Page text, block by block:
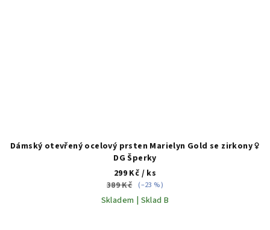
Dámský otevřený ocelový prsten Marielyn Gold se zirkony ♀️
DG Šperky
299 Kč / ks
389 Kč (–23 %)
Skladem | Sklad B